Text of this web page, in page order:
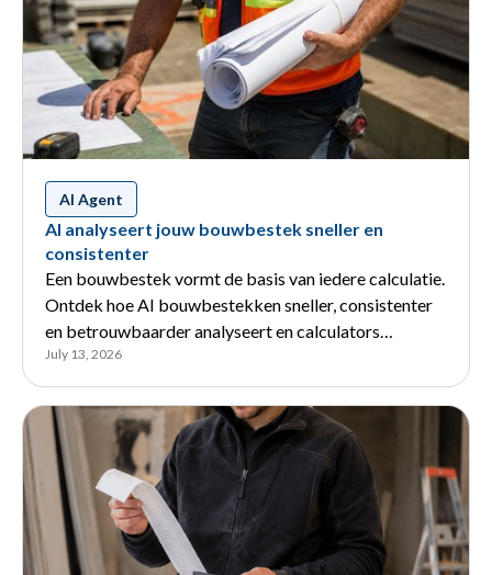
AI Agent
AI analyseert jouw bouwbestek sneller en
consistenter
Een bouwbestek vormt de basis van iedere calculatie.
Ontdek hoe AI bouwbestekken sneller, consistenter
en betrouwbaarder analyseert en calculators
ondersteunt.
July 13, 2026